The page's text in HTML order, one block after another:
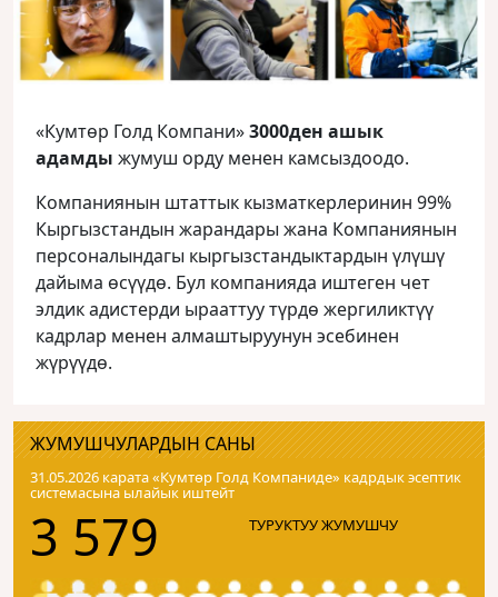
«Кумтөр Голд Компани»3000ден ашык
адамды жумуш орду менен камсыздоодо.
Компаниянын штаттык кызматкерлеринин 99%
Кыргызстандын жарандары жана Компаниянын
персоналындагы кыргызстандыктардын үлүшү
дайыма өсүүдө. Бул компанияда иштеген чет
элдик адистерди ырааттуу түрдө жергиликтүү
кадрлар менен алмаштыруунун эсебинен
жүрүүдө.
ЖУМУШЧУЛАРДЫН САНЫ
31.05.2026 карата «Кумтɵр Голд Компаниде» кадрдык эсептик
системасына ылайык иштейт
3 579 ТУРУКТУУ ЖУМУШЧУ